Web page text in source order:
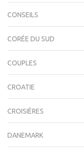
CONSEILS
CORÉE DU SUD
COUPLES
CROATIE
CROISIÈRES
DANEMARK